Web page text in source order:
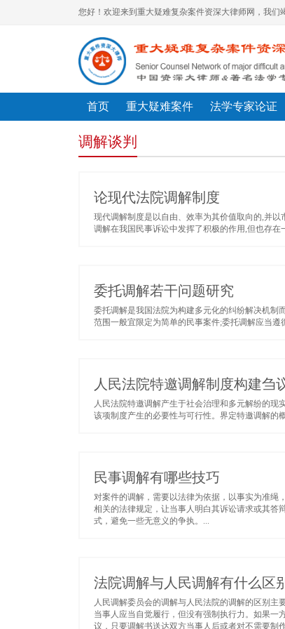
您好！欢迎来到重大疑难复杂案件资深大律师网，我们
首页 重大疑难案件 法学专家论证
调解谈判
论现代法院调解制度
现代调解制度是以自由、效率为其价值取向的,并
调解在我国民事诉讼中发挥了积极的作用,但也存
委托调解若干问题研究
委托调解是我国法院为构建多元化的纠纷解决机制
范围一般宜限定为简单的民事案件;委托调解应当
人民法院特邀调解制度构建刍
人民法院特邀调解产生于社会治理和多元解纷的
该项制度产生的必要性与可行性。界定特邀调解的
民事调解有哪些技巧
对案件的调解，需要以法律为依据，以事实为准绳
相关的法律规定，让当事人明白其诉讼请求或其答
式，避免一些无意义的争执。...
法院调解与人民调解有什么区
人民调解委员会的调解与人民法院的调解的区别主
当事人应当自觉履行，但没有强制执行力。如果
议，只要调解书送达双方当事人后或者对不需要制